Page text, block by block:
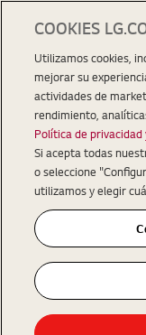
COOKIES
Utilizamos cookies,
mejorar su
actividades de
rendimiento,
Política de
Si acepta todas
o seleccione
utilizamos y elegir